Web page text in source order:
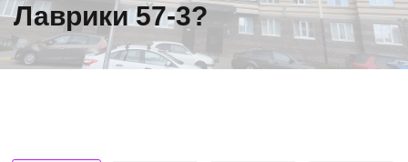
Лаврики 57-3?